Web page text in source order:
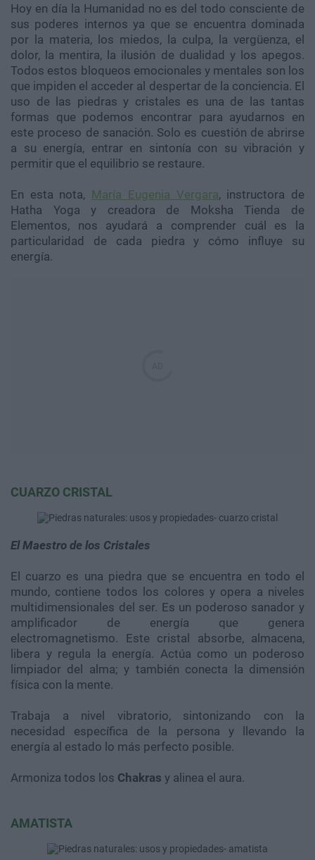
Hoy en día la Humanidad no es del todo consciente de
sus poderes internos ya que se encuentra dominada
por la materia, los miedos, la culpa, la vergüenza, el
dolor, la mentira, la ilusión de dualidad y los apegos.
Todos estos bloqueos emocionales y mentales son los
que impiden el acceder al despertar de la conciencia. El
uso de las piedras y cristales es una de las tantas
formas que podemos encontrar para ayudarnos en
este proceso de sanación. Solo es cuestión de abrirse
a su energía, entrar en sintonía con su vibración y
permitir que el equilibrio se restaure.
En esta nota, María Eugenia Vergara, instructora de
Hatha Yoga y creadora de Moksha Tienda de
Elementos, nos ayudará a comprender cuál es la
particularidad de cada piedra y cómo influye su
energía.
CUARZO CRISTAL
El Maestro de los Cristales
El cuarzo es una piedra que se encuentra en todo el
mundo, contiene todos los colores y opera a niveles
multidimensionales del ser. Es un poderoso sanador y
amplificador de energía que genera
electromagnetismo. Este cristal absorbe, almacena,
libera y regula la energía. Actúa como un poderoso
limpiador del alma; y también conecta la dimensión
física con la mente.
Trabaja a nivel vibratorio, sintonizando con la
necesidad específica de la persona y llevando la
energía al estado lo más perfecto posible.
Armoniza todos los Chakras y alinea el aura.
AMATISTA